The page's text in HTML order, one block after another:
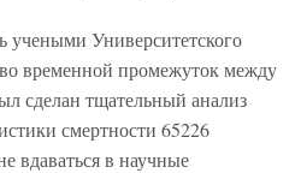
учеными Университетского
временной промежуток между
сделан тщательный анализ
смертности 65226
вдаваться в научные